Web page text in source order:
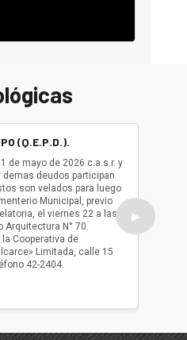
(Q.E.P.D.).
de mayo de 2026 c.a.s.r. y
demas deudos participan
son velados para luego
Municipal, previo
el viernes 22 a las
Arquitectura N° 70.
Cooperativa de
Limitada, calle 15
42-2404.
ser
oficio
▶